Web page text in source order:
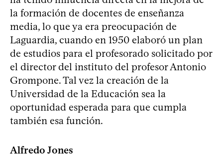
la formación de docentes de enseñanza
media, lo que ya era preocupación de
Laguardia, cuando en 1950 elaboró un plan
de estudios para el profesorado solicitado por
el director del instituto del profesor Antonio
Grompone. Tal vez la creación de la
Universidad de la Educación sea la
oportunidad esperada para que cumpla
también esa función.
Alfredo Jones